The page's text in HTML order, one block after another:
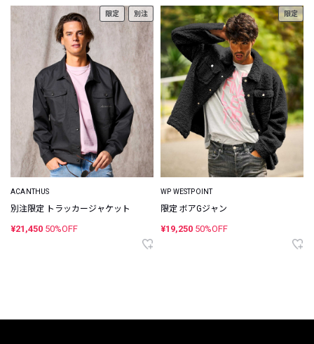
限定 別注
ACANTHUS
別注限定 トラッカージャケット
¥21,450 50%OFF
限定
WP WESTPOINT
限定 ボアGジャン
¥19,250 50%OFF